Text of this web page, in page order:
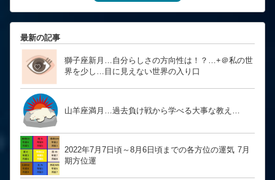
最新の記事
獅子座新月…自分らしさの方向性は！？… ​​​​​​​+＠私の世
界を少し…目に見えない世界の入り口
山羊座満月…過去負け戦から学べる大事な教え…
2022年7月7日頃～8月6日頃までの各方位の運気 7月
期方位運